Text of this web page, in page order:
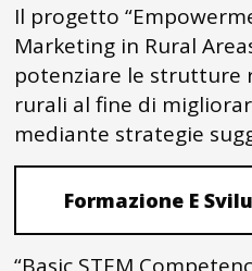
Il progetto
Marketing in Rural
potenziare le strutture
rurali al fine di
mediante strategie
Formazione E
“Basic STEM